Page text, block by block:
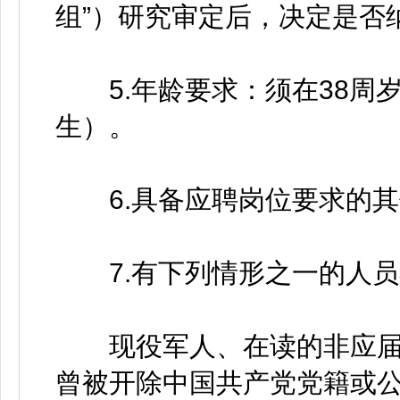
组”）研究审定后，决定是否
5.年龄要求：须在38周岁
生）。
6.具备应聘岗位要求的其
7.有下列情形之一的人员
现役军人、在读的非应届
曾被开除中国共产党党籍或